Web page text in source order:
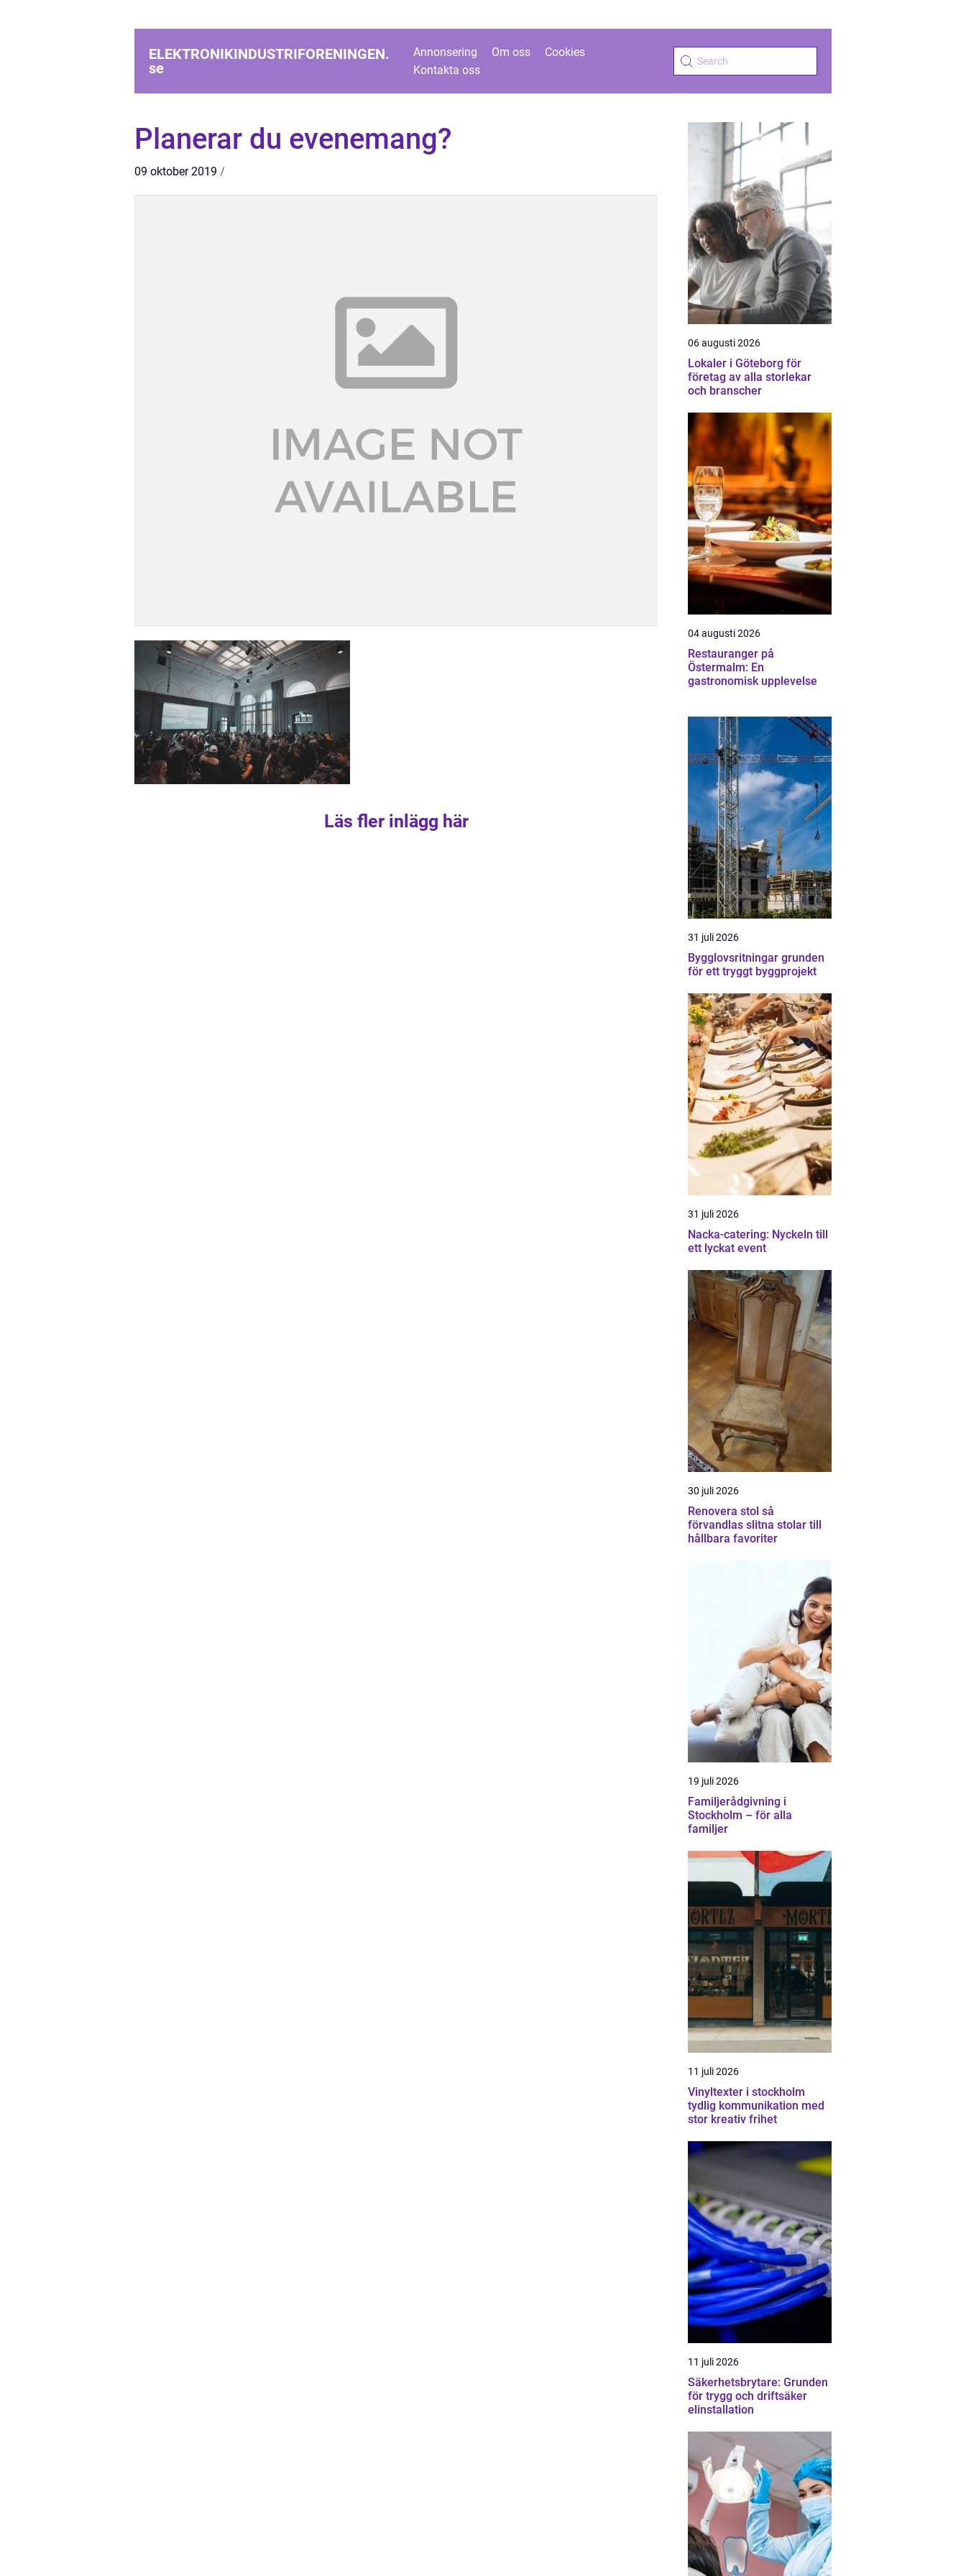
ELEKTRONIKINDUSTRIFORENINGEN.
se
Annonsering Om oss
Cookies
Kontakta oss
Planerar du evenemang?
09 oktober 2019
Läs fler inlägg här
06 augusti 2026
Lokaler i Göteborg för
företag av alla storlekar
och branscher
04 augusti 2026
Restauranger på
Östermalm: En
gastronomisk upplevelse
31 juli 2026
Bygglovsritningar grunden
för ett tryggt byggprojekt
31 juli 2026
Nacka-catering: Nyckeln till
ett lyckat event
30 juli 2026
Renovera stol så
förvandlas slitna stolar till
hållbara favoriter
19 juli 2026
Familjerådgivning i
Stockholm – för alla
familjer
11 juli 2026
Vinyltexter i stockholm
tydlig kommunikation med
stor kreativ frihet
11 juli 2026
Säkerhetsbrytare: Grunden
för trygg och driftsäker
elinstallation